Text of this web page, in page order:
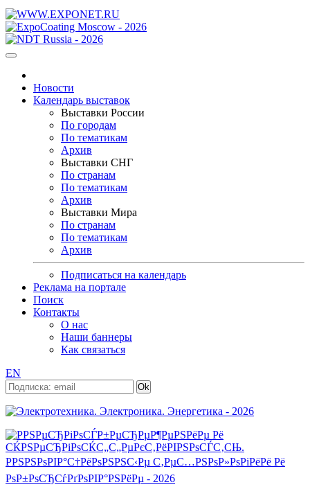
Новости
Календарь выставок
Выставки России
По городам
По тематикам
Архив
Выставки СНГ
По странам
По тематикам
Архив
Выставки Мира
По странам
По тематикам
Архив
Подписаться на календарь
Реклама на портале
Поиск
Контакты
О нас
Наши баннеры
Как связаться
EN